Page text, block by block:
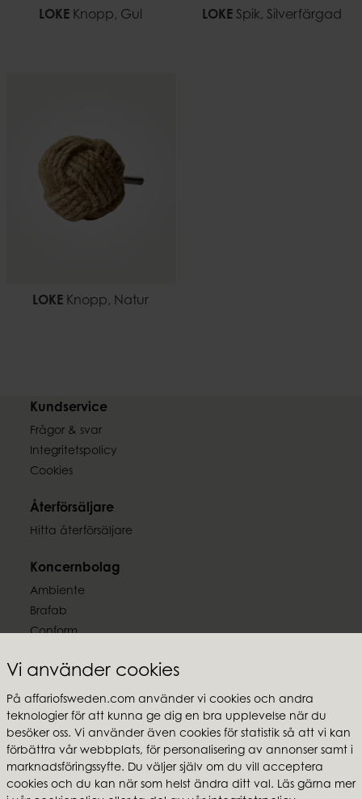
Vi använder cookies
På affariofsweden.com använder vi cookies och andra
teknologier för att kunna ge dig en bra upplevelse när du
besöker oss. Vi använder även cookies för statistik så att vi kan
förbättra vår webbplats, för personalisering av annonser samt i
marknadsföringssyfte. Du väljer själv om du vill acceptera
cookies och du kan när som helst ändra ditt val. Läs gärna mer
LOKE Knopp, Gul LOKESpik, Silverfärgad
LOKE Knopp, Natur
Kundservice
Frågor & svar
Integritetspolicy
Cookies
Återförsäljare
Hitta återförsäljare
Koncernbolag
Ambiente
Brafab
Conform
MTI
Följ oss